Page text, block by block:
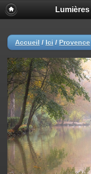
Accueil / Ici / Provence